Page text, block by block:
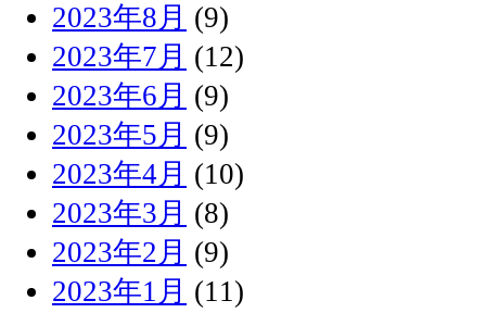
2023年8月 (9)
2023年7月 (12)
2023年6月 (9)
2023年5月 (9)
2023年4月 (10)
2023年3月 (8)
2023年2月 (9)
2023年1月 (11)